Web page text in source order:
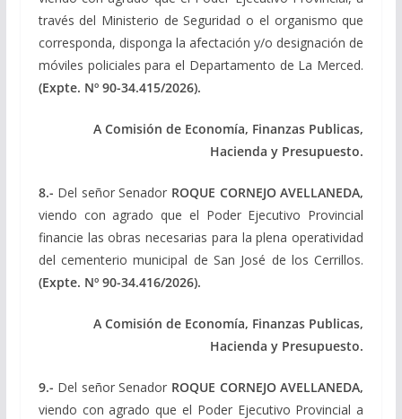
través del Ministerio de Seguridad o el organismo que
corresponda, disponga la afectación y/o designación de
móviles policiales para el Departamento de La Merced.
(Expte. Nº 90-34.415/2026).
A Comisión de Economía, Finanzas Publicas,
Hacienda y Presupuesto.
8.- Del señor Senador ROQUE CORNEJO AVELLANEDA,
viendo con agrado que el Poder Ejecutivo Provincial
financie las obras necesarias para la plena operatividad
del cementerio municipal de San José de los Cerrillos.
(Expte. Nº 90-34.416/2026).
A Comisión de Economía, Finanzas Publicas,
Hacienda y Presupuesto.
9.- Del señor Senador ROQUE CORNEJO AVELLANEDA,
viendo con agrado que el Poder Ejecutivo Provincial a